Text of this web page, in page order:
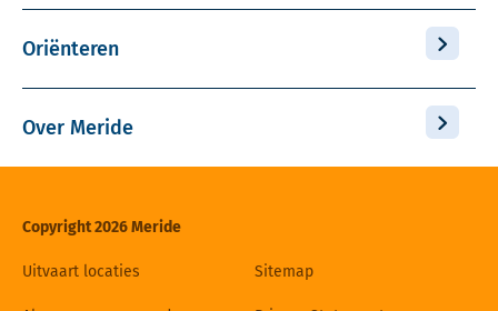
Oriënteren
Over Meride
Copyright 2026 Meride
Uitvaart locaties Sitemap